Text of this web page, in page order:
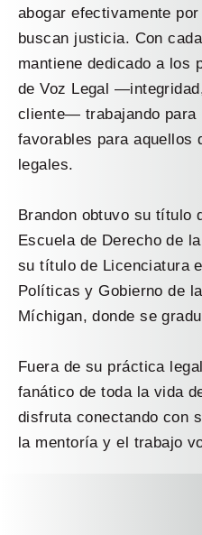
abogar efectivamente
buscan justicia. Con
mantiene dedicado a los
de Voz Legal
cliente— trabajando para
favorables para aquellos
legales.
Brandon obtuvo su título
Escuela de Derecho de
su título de Licenciatura
Políticas y Gobierno de
Míchigan, donde se
Fuera de su práctica
fanático de toda la vida
disfruta conectando con
la mentoría y el trabajo